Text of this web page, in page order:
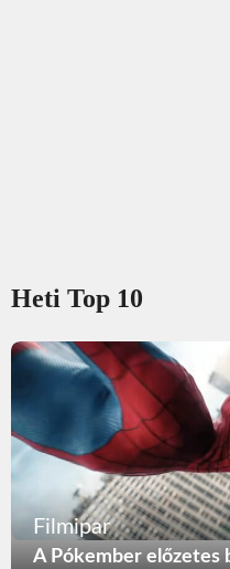
Heti Top 10
Filmipar
A Pókember előzetes